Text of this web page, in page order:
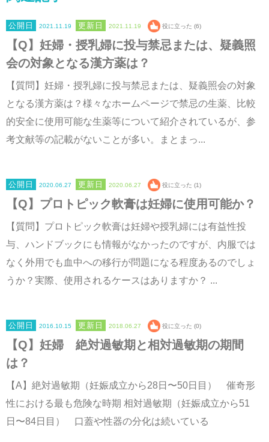
2021.11.19 2021.11.19 役に立った (6)
【Q】妊婦・授乳婦に投与禁忌または、疑義照
会の対象となる漢方薬は？
【質問】妊婦・授乳婦に投与禁忌または、疑義照会の対象
となる漢方薬は？様々なホームページで禁忌の生薬、比較
的安全に使用可能な生薬等について紹介されているが、参
考文献等の記載がないことが多い。まとまっ...
2020.06.27 2020.06.27 役に立った (1)
【Q】プロトピック軟膏は妊婦に使用可能か？
【質問】プロトピック軟膏は妊婦や授乳婦には有益性投
与、ハンドブックにも情報がなかったのですが、内服では
なく外用でも血中への移行が問題になる程度あるのでしょ
うか？実際、使用されるケースはありますか？ ...
2016.10.15 2018.06.27 役に立った (0)
【Q】妊婦 絶対過敏期と相対過敏期の期間
は？
【A】絶対過敏期（妊娠成立から28日〜50日目） 催奇形
性における最も危険な時期 相対過敏期（妊娠成立から51
日〜84日目） 口蓋や性器の分化は続いている